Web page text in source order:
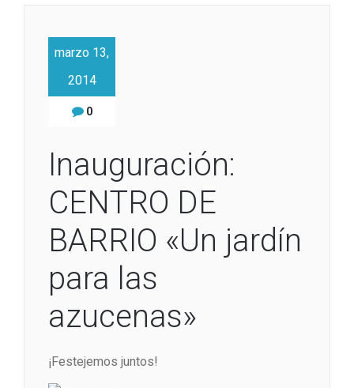
marzo 13,
2014
0
Inauguración:
CENTRO DE
BARRIO «Un jardín
para las
azucenas»
¡Festejemos juntos!